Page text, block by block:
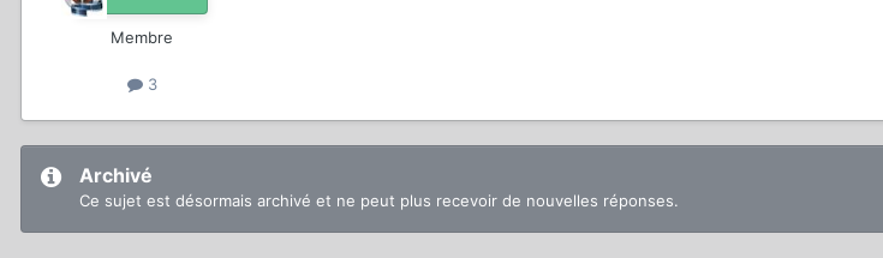
Membre
3
Archivé
Ce sujet est désormais archivé et ne peut plus recevoir de nouvelles réponses.